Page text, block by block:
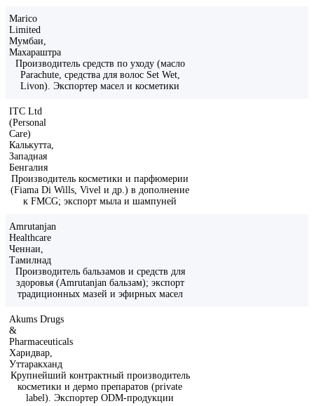
Marico
Limited
Мумбаи,
Махараштра
Производитель средств по уходу (масло
Parachute, средства для волос Set Wet,
Livon). Экспортер масел и косметики
ITC Ltd
(Personal
Care)
Калькутта,
Западная
Бенгалия
Производитель косметики и парфюмерии
(Fiama Di Wills, Vivel и др.) в дополнение
к FMCG; экспорт мыла и шампуней
Amrutanjan
Healthcare
Ченнаи,
Тамилнад
Производитель бальзамов и средств для
здоровья (Amrutanjan бальзам); экспорт
традиционных мазей и эфирных масел
Akums Drugs
&
Pharmaceuticals
Харидвар,
Уттаракханд
Крупнейший контрактный производитель
косметики и дермо препаратов (private
label). Экспортер ODM-продукции